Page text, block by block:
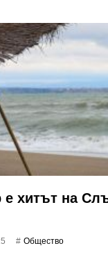
е хитът на
Общество